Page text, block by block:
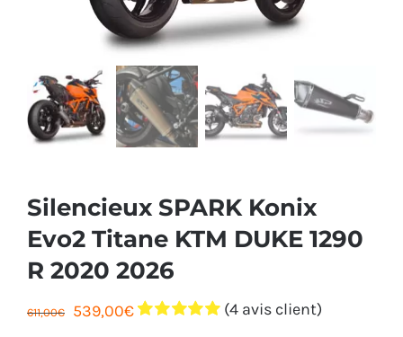
Silencieux SPARK Konix
Evo2 Titane KTM DUKE 1290
R 2020 2026
611,00€
Le
539,00€Le
(4 avis client)